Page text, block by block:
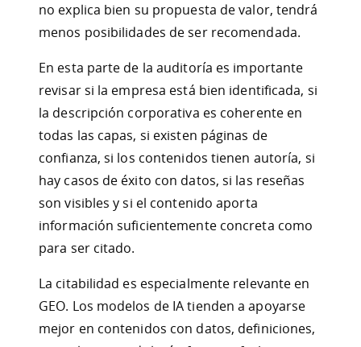
no explica bien su propuesta de valor, tendrá
menos posibilidades de ser recomendada.
En esta parte de la auditoría es importante
revisar si la empresa está bien identificada, si
la descripción corporativa es coherente en
todas las capas, si existen páginas de
confianza, si los contenidos tienen autoría, si
hay casos de éxito con datos, si las reseñas
son visibles y si el contenido aporta
información suficientemente concreta como
para ser citado.
La citabilidad es especialmente relevante en
GEO. Los modelos de IA tienden a apoyarse
mejor en contenidos con datos, definiciones,